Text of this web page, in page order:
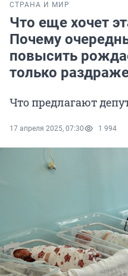
СТРАНА И МИР
Что еще хочет
Почему
повысить
только
Что предлагают
17 апреля 2025, 07:30 1 994